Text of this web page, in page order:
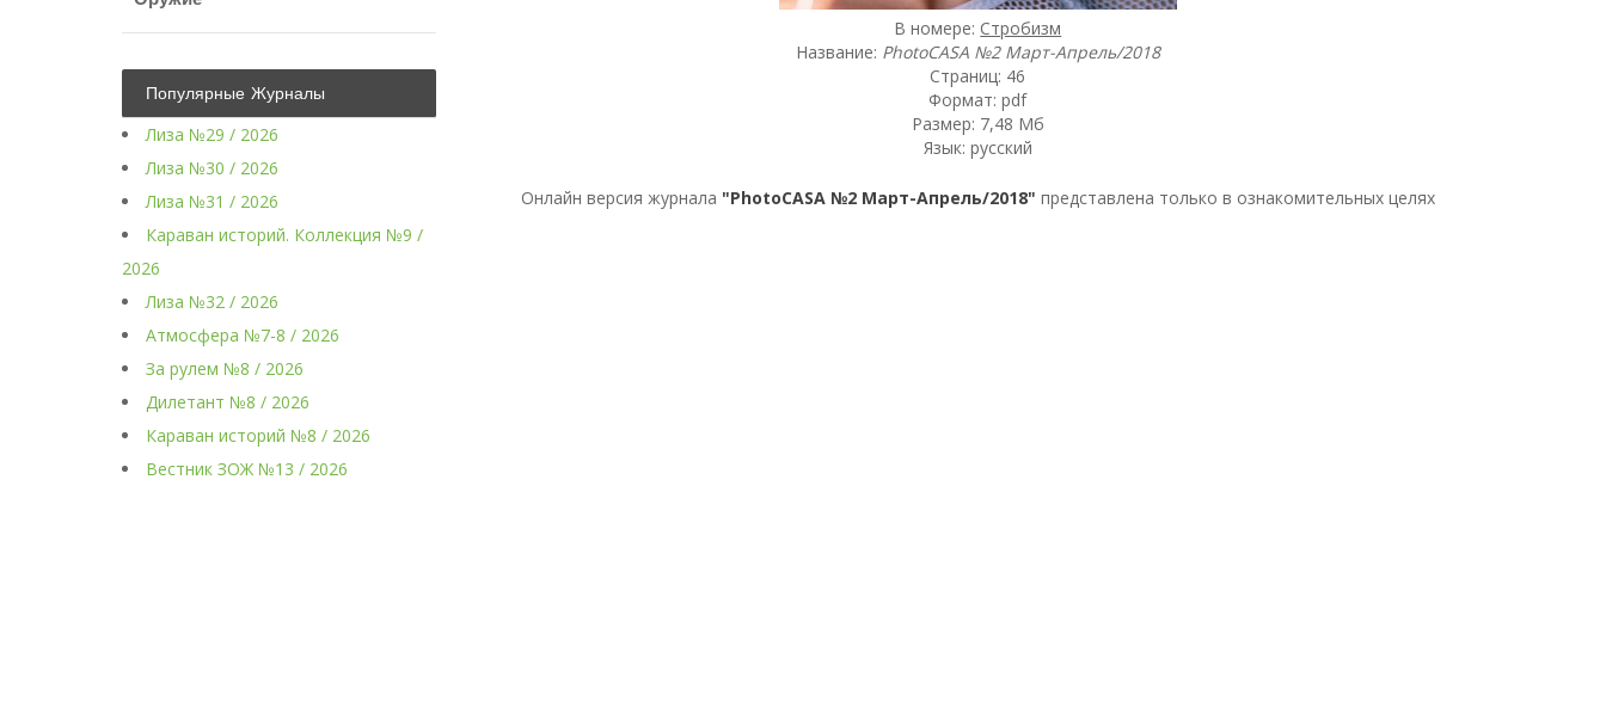
Популярные Журналы
Лиза №29 / 2026
Лиза №30 / 2026
Лиза №31 / 2026
Караван историй. Коллекция №9 /
2026
Лиза №32 / 2026
Атмосфера №7-8 / 2026
За рулем №8 / 2026
Дилетант №8 / 2026
Караван историй №8 / 2026
Вестник ЗОЖ №13 / 2026
В номере: Стробизм
Название: PhotoCASA №2 Март-Апрель/2018
Страниц: 46
Формат: pdf
Размер: 7,48 Мб
Язык: русский
Онлайн версия журнала "PhotoCASA №2 Март-Апрель/2018" представлена только в ознакомительных целях